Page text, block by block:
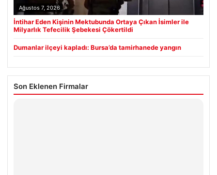
Ağustos 7, 2026
İntihar Eden Kişinin Mektubunda Ortaya Çıkan İsimler ile
Milyarlık Tefecilik Şebekesi Çökertildi
Dumanlar ilçeyi kapladı: Bursa’da tamirhanede yangın
Son Eklenen Firmalar